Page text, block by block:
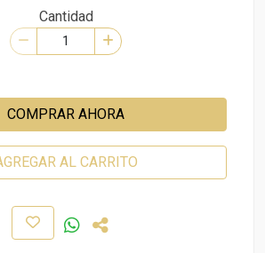
Cantidad
COMPRAR AHORA
AL CARRITO